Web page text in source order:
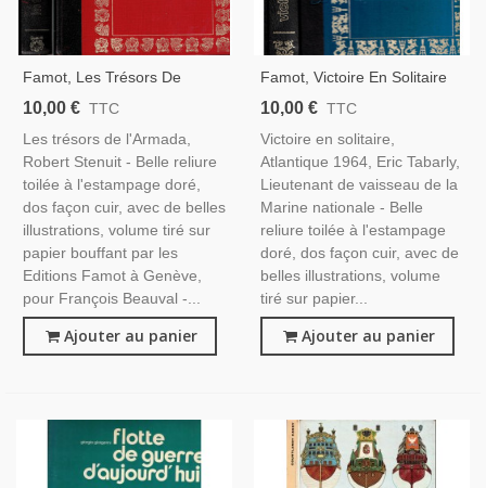
Famot, Les Trésors De
L'Armanda, Robert Stenuit,
Au Trésor, Espagne XVIe S.
10,00 € TTC
Les trésors de l'Armada,
Robert Stenuit - Belle reliure
toilée à l'estampage doré,
dos façon cuir, avec de belles
illustrations, volume tiré sur
papier bouffant par les
Editions Famot à Genève,
pour François Beauval -...
Ajouter au panier
Famot, Victoire En Solitaire
Atlantique 1964, Eric Tabarly,
Nautisme,
10,00 € TTC
Victoire en solitaire,
Atlantique 1964, Eric Tabarly,
Lieutenant de vaisseau de la
Marine nationale - Belle
reliure toilée à l'estampage
doré, dos façon cuir, avec de
belles illustrations, volume
tiré sur papier...
Ajouter au panier